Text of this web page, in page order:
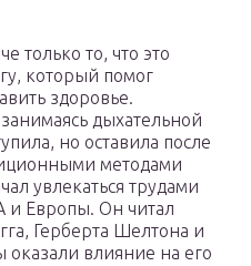
только то, что это
который помог
здоровье.
дыхательной
но оставила после
методами
увлекаться трудами
и Европы. Он читал
Герберта Шелтона и
оказали влияние на его